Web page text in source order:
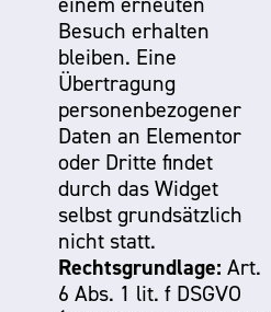
Besuch erhalten
bleiben. Eine
Übertragung
personenbezogener
Daten an Elementor
oder Dritte findet
durch das Widget
selbst grundsätzlich
nicht statt.
Rechtsgrundlage: Art.
6 Abs. 1 lit. f DSGVO